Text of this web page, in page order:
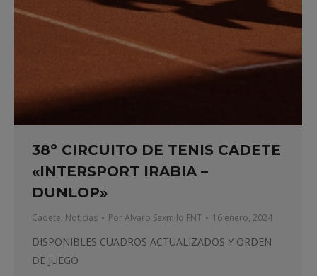
38º CIRCUITO DE TENIS CADETE
«INTERSPORT IRABIA –
DUNLOP»
Cadete, Noticias PorAlvaro Sexmilo FNT 16 enero, 2024
DISPONIBLES CUADROS ACTUALIZADOS Y ORDEN
DE JUEGO